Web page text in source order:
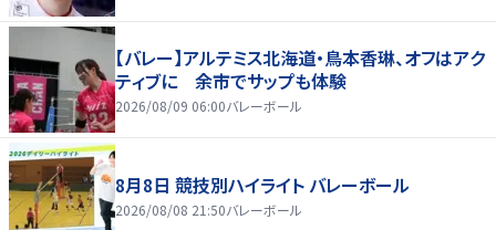
【バレー】アルテミス北海道・鳥本香琳、オフはアク
ティブに 余市でサップも体験
2026/08/09 06:00バレーボール
8月8日 競技別ハイライト バレーボール
2026/08/08 21:50バレーボール